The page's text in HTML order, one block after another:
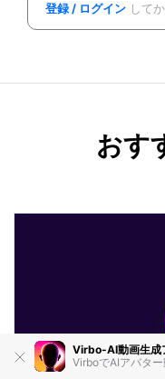
Virbo-AI動画生成
VirboでAIアバター
登録 / ログイン して
おす